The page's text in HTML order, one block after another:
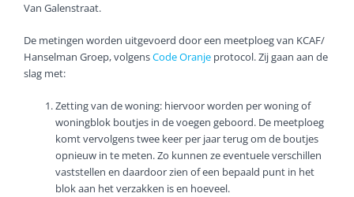
Van Galenstraat.
De metingen worden uitgevoerd door een meetploeg van KCAF/
Hanselman Groep, volgensCode Oranje protocol. Zij gaan aan de
slag met:
Zetting van de woning: hiervoor worden per woning of
woningblok boutjes in de voegen geboord. De meetploeg
komt vervolgens twee keer per jaar terug om de boutjes
opnieuw in te meten. Zo kunnen ze eventuele verschillen
vaststellen en daardoor zien of een bepaald punt in het
blok aan het verzakken is en hoeveel.